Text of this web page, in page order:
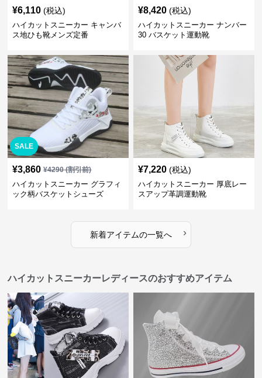
¥6,110 (税込)
ハイカットスニーカー キャンバ
ス地ひも靴メンズ定番
¥8,420 (税込)
ハイカットスニーカー ナンバー
30 バスケット運動靴
SALE
¥3,860 ¥4290(割引前)
ハイカットスニーカー グラフィ
ック柄バスケットシューズ
¥7,220 (税込)
ハイカットスニーカー 厚底レー
スアップ革調運動靴
新着アイテムの一覧へ ›
ハイカットスニーカーレディースのおすすめアイテム